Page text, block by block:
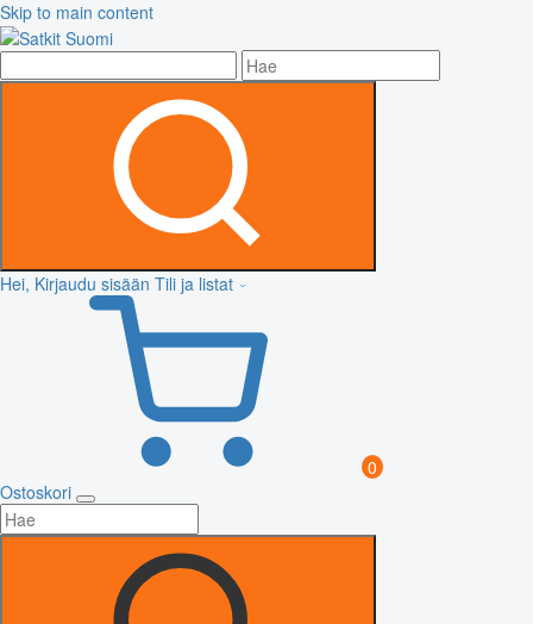
Skip to main content
Hei, Kirjaudu sisään Tili ja listat
0
Ostoskori